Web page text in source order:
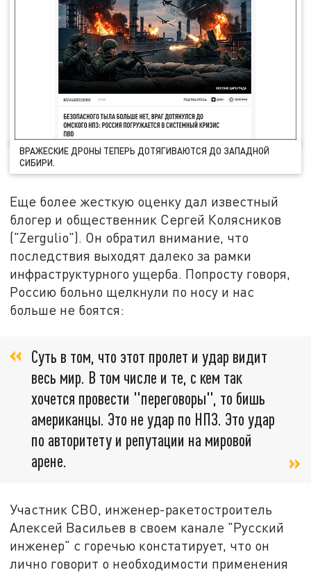
ВРАЖЕСКИЕ ДРОНЫ ТЕПЕРЬ ДОТЯГИВАЮТСЯ ДО ЗАПАДНОЙ
СИБИРИ.
Еще более жесткую оценку дал известный
блогер и общественник Сергей Колясников
("Zergulio"). Он обратил внимание, что
последствия выходят далеко за рамки
инфраструктурного ущерба. Попросту говоря,
Россию больно щелкнули по носу и нас
больше не боятся:
Суть в том, что этот пролет и удар видит
весь мир. В том числе и те, с кем так
хочется провести "переговоры", то бишь
американцы. Это не удар по НПЗ. Это удар
по авторитету и репутации на мировой
арене.
Участник СВО, инженер-ракетостроитель
Алексей Васильев в своем канале "Русский
инженер" с горечью констатирует, что он
лично говорит о необходимости применения